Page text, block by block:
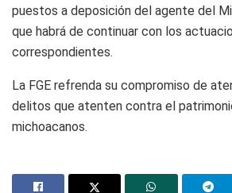
puestos a deposición del agente del
que habrá de continuar con los
correspondientes.
La FGE refrenda su compromiso de
delitos que atenten contra el
michoacanos.